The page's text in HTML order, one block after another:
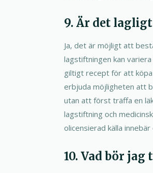
9. Är det
Ja, det är möjligt att
lagstiftningen kan
giltigt recept för att
erbjuda möjligheten att
utan att först träffa en
lagstiftning och
olicensierad källa
10. Vad bör